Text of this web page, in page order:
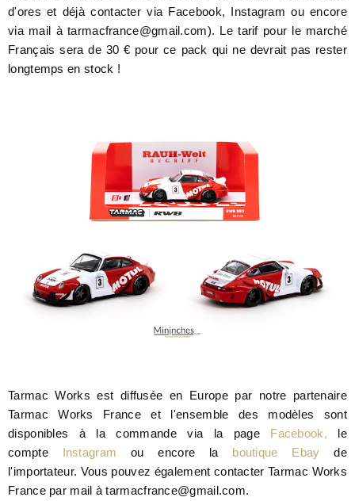
d'ores et déjà contacter via Facebook, Instagram ou encore
via mail àtarmacfrance@gmail.com). Le tarif pour le marché
Français sera de 30 € pour ce pack qui ne devrait pas rester
longtemps en stock !
Tarmac Works est diffusée en Europe par notre partenaire
Tarmac Works France et l'ensemble des modèles sont
disponibles à la commande via la page Facebook, le
compteInstagram ou encore la boutique Ebay de
l'importateur. Vous pouvez également contacter Tarmac Works
France par mail à tarmacfrance@gmail.com.